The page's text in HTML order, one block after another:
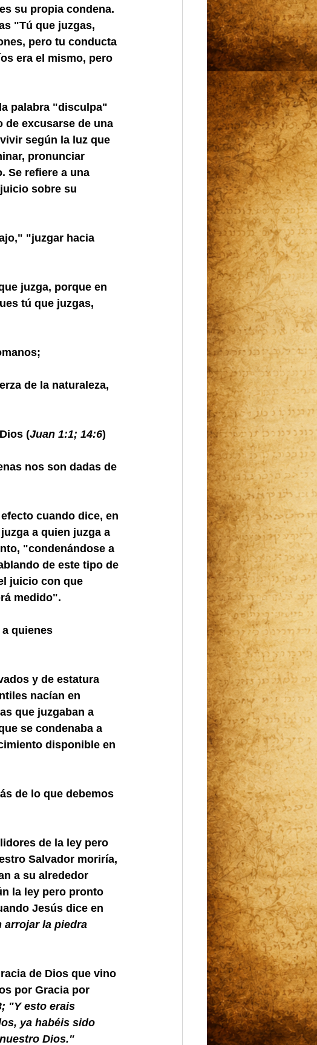
su propia condena.
"Tú que juzgas,
pero tu conducta
era el mismo, pero
palabra "disculpa"
de excusarse de una
según la luz que
pronunciar
Se refiere a una
sobre su
"juzgar hacia
juzga, porque en
tú que juzgas,
de la naturaleza,
(Juan 1:1; 14:6)
nos son dadas de
cuando dice, en
a quien juzga a
"condenándose a
de este tipo de
juicio con que
medido".
quienes
y de estatura
nacían en
que juzgaban a
se condenaba a
disponible en
de lo que debemos
de la ley pero
Salvador moriría,
a su alrededor
la ley pero pronto
Jesús dice en
arrojar la piedra
de Dios que vino
por Gracia por
"Y esto erais
ya habéis sido
Dios."